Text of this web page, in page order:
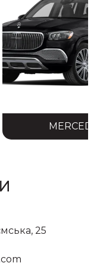
25